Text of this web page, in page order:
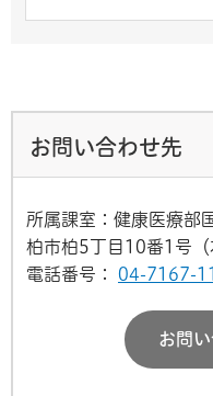
お問い合わせ先
所属課室：健康医療部
柏市柏5丁目10番1号（
電話番号：
04-7167-
お問